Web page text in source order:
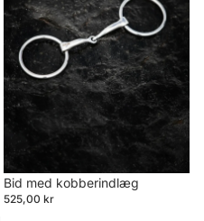
Bid med kobberindlæg
525,00 kr